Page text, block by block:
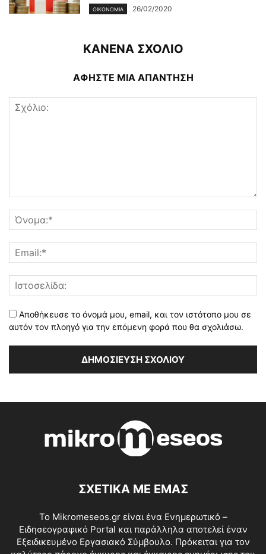
ΟΙΚΟΝΟΜΊΑ 26/02/2020
ΚΑΝΕΝΑ ΣΧΟΛΙΟ
ΑΦΗΣΤΕ ΜΙΑ ΑΠΑΝΤΗΣΗ
Αποθήκευσε το όνομά μου, email, και τον ιστότοπο μου σε
αυτόν τον πλοηγό για την επόμενη φορά που θα σχολιάσω.
ΣΧΕΤΙΚΑ ΜΕ ΕΜΑΣ
Το Mikromeseos.gr είναι ένα Ενημερωτικό –
Ειδησεογραφικό Portal και παράλληλα αποτελεί έναν
Εξειδικευμένο Εργασιακό Σύμβουλο. Πρόκειται για τον